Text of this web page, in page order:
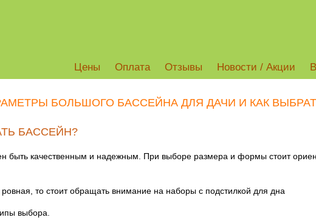
Цены Оплата Отзывы Новости / Акции
БОЛЬШОГО БАССЕЙНА ДЛЯ ДАЧИ И КАК
БАССЕЙН?
быть качественным и надежным. При выборе размера и формы стоит
то стоит обращать внимание на наборы с подстилкой для дна
выбора.